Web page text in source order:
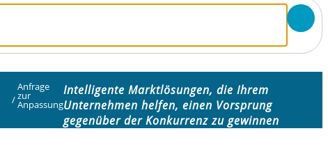
/
Anfrage
zur
Anpassung
Intelligente Marktlösungen, die Ihrem
Unternehmen helfen, einen Vorsprung
gegenüber der Konkurrenz zu gewinnen